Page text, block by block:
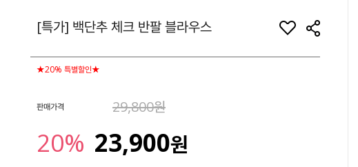
[특가] 백단추 체크 반팔 블라우스
★20% 특별할인★
판매가격 29,800원
20% 23,900원